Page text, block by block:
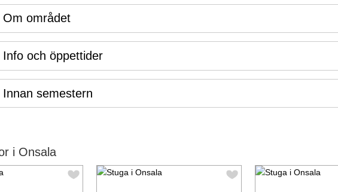
Om området
Info och öppettider
Innan semestern
i Onsala